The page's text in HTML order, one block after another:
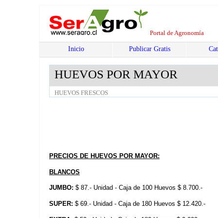
Portal de Agronomía
Inicio Publicar Gratis
HUEVOS POR MAYOR
HUEVOS FRESCOS
PRECIOS DE HUEVOS POR MAYOR:
BLANCOS
JUMBO: $ 87.- Unidad - Caja de 100 Huevos $ 8.700.-
SUPER: $ 69.- Unidad - Caja de 180 Huevos $ 12.420.-